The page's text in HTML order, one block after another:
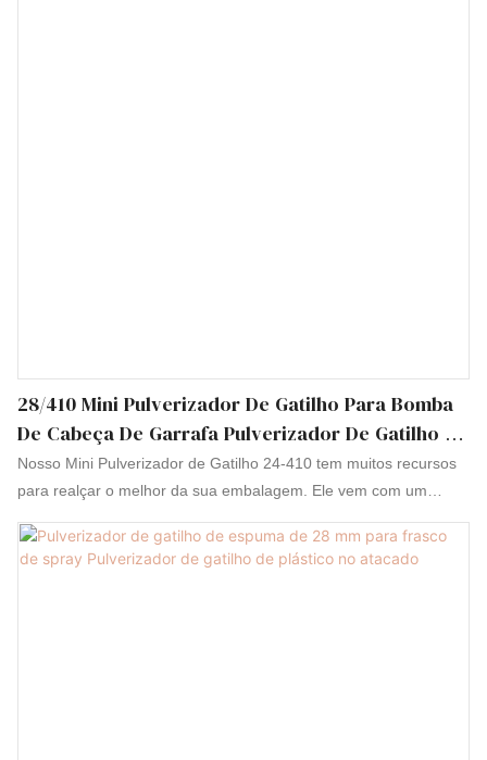
28/410 Mini Pulverizador De Gatilho Para Bomba
De Cabeça De Garrafa Pulverizador De Gatilho De
Plástico
Nosso Mini Pulverizador de Gatilho 24-410 tem muitos recursos
para realçar o melhor da sua embalagem. Ele vem com um
de tudo, ele vem equipado com um revestimento de vedação
interna e componentes de pulverizador interno de liga de aço